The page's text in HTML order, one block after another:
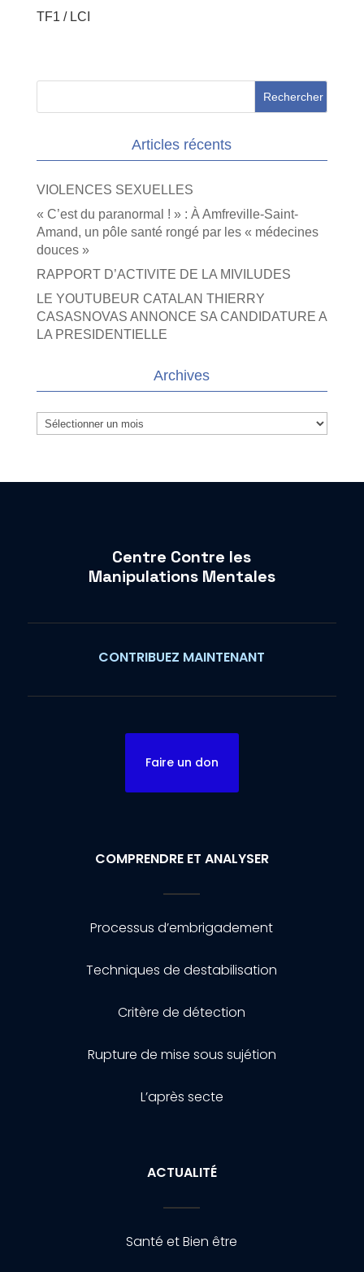
TF1 / LCI
Articles récents
VIOLENCES SEXUELLES
« C’est du paranormal ! » : À Amfreville-Saint-
Amand, un pôle santé rongé par les « médecines
douces »
RAPPORT D’ACTIVITE DE LA MIVILUDES
LE YOUTUBEUR CATALAN THIERRY
CASASNOVAS ANNONCE SA CANDIDATURE A
LA PRESIDENTIELLE
Archives
Archives
Centre Contre les
Manipulations Mentales
CONTRIBUEZ MAINTENANT
Faire un don
COMPRENDRE ET ANALYSER
Processus d’embrigadement
Techniques de destabilisation
Critère de détection
Rupture de mise sous sujétion
L’après secte
ACTUALITÉ
Santé et Bien être